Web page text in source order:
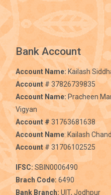
Bank Account
Account Name:Kailash
Account# 37826739835
Account Name: Pracheen
Vigyan
Account # 31763681638
Account Name: Kailash
Account# 31706102525
IFSC:SBIN0006490
Brach Code:6490
Bank Branch: UIT, Jodhpur